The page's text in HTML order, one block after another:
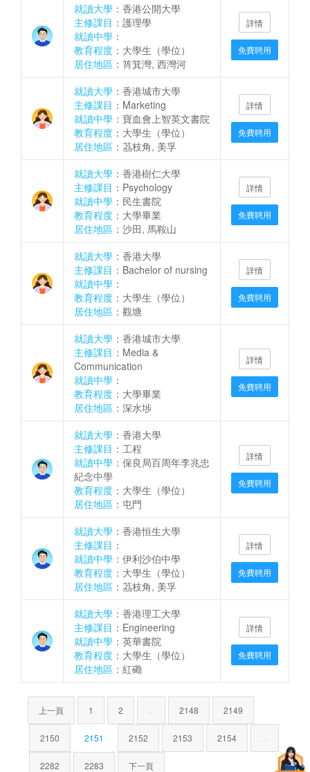
就讀大學 ：香港公開大學
主修課目 ：護理學
就讀中學 ：
教育程度 ：大學生（學位）
居住地區 ：筲箕灣, 西灣河
詳情
免費聘用
就讀大學 ：香港城市大學
主修課目 ：Marketing
就讀中學 ：寶血會上智英文書院
教育程度 ：大學生（學位）
居住地區 ：茘枝角, 美孚
詳情
免費聘用
就讀大學 ：香港樹仁大學
主修課目 ：Psychology
就讀中學 ：民生書院
教育程度 ：大學畢業
居住地區 ：沙田, 馬鞍山
詳情
免費聘用
就讀大學 ：香港大學
主修課目 ：Bachelor of nursing
就讀中學 ：
教育程度 ：大學生（學位）
居住地區 ：觀塘
詳情
免費聘用
就讀大學 ：香港城市大學
主修課目 ：Media &
Communication
就讀中學 ：
教育程度 ：大學畢業
居住地區 ：深水埗
詳情
免費聘用
就讀大學 ：香港大學
主修課目 ：工程
就讀中學 ：保良局百周年李兆忠
紀念中學
教育程度 ：大學生（學位）
居住地區 ：屯門
詳情
免費聘用
就讀大學 ：香港恒生大學
主修課目 ：
就讀中學 ：伊利沙伯中學
教育程度 ：大學生（學位）
居住地區 ：茘枝角, 美孚
詳情
免費聘用
就讀大學 ：香港理工大學
主修課目 ：Engineering
就讀中學 ：英華書院
教育程度 ：大學生（學位）
居住地區 ：紅磡
詳情
免費聘用
上一頁 1 2 2148 2149
2150 2151 2152 2153 2154
2282 2283 下一頁